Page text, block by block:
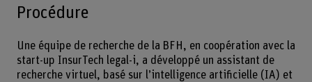
Procédure
Une équipe de recherche de la BFH, en coopération avec la
start-up InsurTech legal-i, a développé un assistant de
recherche virtuel, basé sur l’intelligence artificielle (IA) et